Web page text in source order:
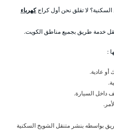
لا تقلق نحن أول كراجكهرباء
خدمة طريق بجميع مناطق الكويت.
:
أو عادية.
داخل السيارة.
بواسطه بنشر متنقل الشويخ السكنية